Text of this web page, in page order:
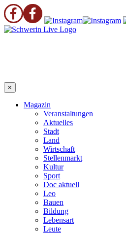
×
Magazin
Veranstaltungen
Aktuelles
Stadt
Land
Wirtschaft
Stellenmarkt
Kultur
Sport
Doc aktuell
Leo
Bauen
Bildung
Lebensart
Leute